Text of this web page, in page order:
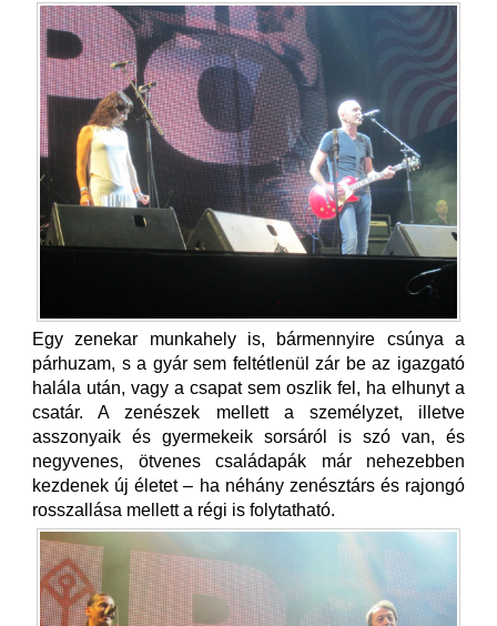
Egy zenekar munkahely is, bármennyire csúnya a
párhuzam, s a gyár sem feltétlenül zár be az igazgató
halála után, vagy a csapat sem oszlik fel, ha elhunyt a
csatár. A zenészek mellett a személyzet, illetve
asszonyaik és gyermekeik sorsáról is szó van, és
negyvenes, ötvenes családapák már nehezebben
kezdenek új életet – ha néhány zenésztárs és rajongó
rosszallása mellett a régi is folytatható.